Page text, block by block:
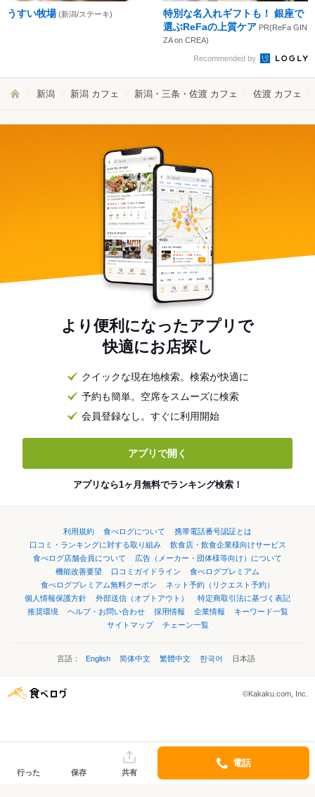
うすい牧場 (新潟/ステーキ)
特別な名入れギフトも！ 銀座で
選ぶReFaの上質ケア PR(ReFa GIN
ZA on CREA)
Recommended by
新潟 新潟 カフェ 新潟・三条・佐渡 カフェ 佐渡 カフェ
より便利になったアプリで
快適にお店探し
クイックな現在地検索。検索が快適に
予約も簡単。空席をスムーズに検索
会員登録なし。すぐに利用開始
アプリで開く
アプリなら1ヶ月無料でランキング検索！
利用規約 食べログについて
携帯電話番号認証とは
口コミ・ランキングに対する取り組み
飲食店・飲食企業様向けサービス
食べログ店舗会員について
広告（メーカー・団体様等向け）について
機能改善要望
口コミガイドライン
食べログプレミアム
食べログプレミアム無料クーポン
ネット予約（リクエスト予約）
個人情報保護方針
外部送信（オプトアウト）
特定商取引法に基づく表記
推奨環境
ヘルプ・お問い合わせ 採用情報 企業情報
キーワード一覧
サイトマップ
チェーン一覧
言語： English 简体中文 繁體中文 한국어 日本語
©Kakaku.com, Inc.
行った 保存 共有
電話